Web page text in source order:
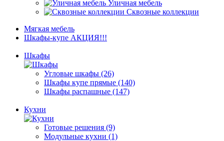
Уличная мебель
Сквозные коллекции
Мягкая мебель
Шкафы-купе АКЦИЯ!!!
Шкафы
Угловые шкафы (26)
Шкафы купе прямые (140)
Шкафы распашные (147)
Кухни
Готовые решения (9)
Модульные кухни (1)